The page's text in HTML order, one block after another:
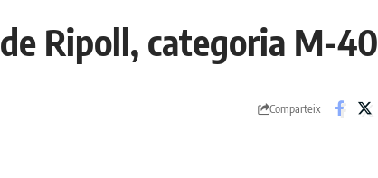
Ripoll, categoria M-40
Comparteix